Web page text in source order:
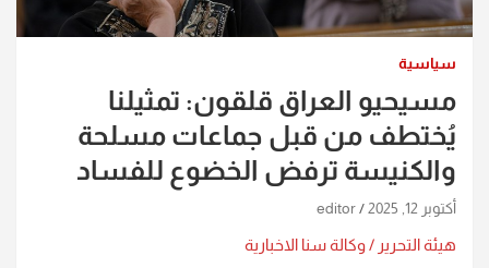
سياسية
مسيحيو العراق قلقون: تمثيلنا
يُختطف من قبل جماعات مسلحة
والكنيسة ترفض الخضوع للفساد
أكتوبر 12, 2025 editor
هيئة التحرير / وكالة سنا الاخبارية